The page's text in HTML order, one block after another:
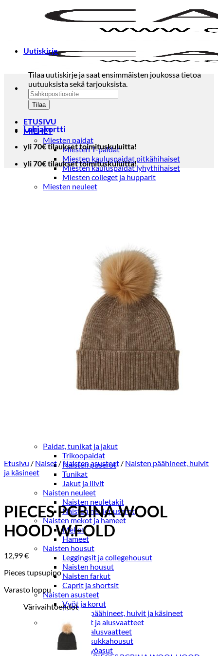
ETUSIVU
MIEHET
Miesten paidat
Miesten T-paidat
Miesten kauluspaidat pitkähihaiset
Miesten kauluspaidat lyhythihaiset
Miesten colleget ja hupparit
Miesten neuleet
Miesten housut
Miesten farkut
Miesten collegehousut
Miesten shortsit
Miesten asusteet
Vyöt ja olkaimet
Solmiot, rusetit ja taskuliinat
Miesten päähineet, huivit ja käsineet
Miesten yöasut ja alusvaatteet
Miesten alusvaatteet
Miesten sukat
Miesten yöasut
Miesten aamutakit ja kylpytakit
Miesten takit
Miesten nahkatakit
Miesten kevät-ja syystakit
Paidat, tunikat ja jakut
Trikoopaidat
Naisten puserot
Tunikat
Jakut ja liivit
Naisten neuleet
Naisten neuletakit
Naisten neulepuserot
Naisten mekot ja hameet
Mekot
Hameet
Naisten housut
Leggingsit ja collegehousut
Naisten housut
Naisten farkut
Caprit ja shortsit
Naisten asusteet
Vyöt ja korut
Naisten päähineet, huivit ja käsineet
Naisten yöasut ja alusvaatteet
Naisten alusvaatteet
Sukat ja sukkahousut
Naisten yöasut
Uutiskirje
Tilaa uutiskirje ja saat ensimmäisten joukossa tietoa
uutuuksista sekä tarjouksista.
Lahjakortti
yli 70€ tilaukset toimituskuluitta!
yli 70€ tilaukset toimituskuluitta!
Etusivu / Naiset /Naisten asusteet / Naisten päähineet, huivit
ja käsineet
PIECES PCBINA WOOL
HOOD W.FOLD
12,99€
Pieces tupsupipo
Varasto loppu
Värivaihtoehdot